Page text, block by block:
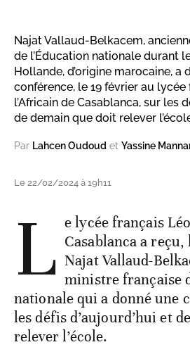
Najat Vallaud-Belkacem,
de l’Éducation nationale durant
Hollande, d’origine marocaine, a
conférence, le 19 février au lycée
l’Africain de Casablanca, sur les
de demain que doit relever
Par Lahcen Oudoud et Yassine
Le 22/02/2024 à 19h11
L e lycée français
Casablanca a
Najat Vallaud-
ministre française
nationale qui a donné une
les défis d’aujourd’hui et
relever l’école.